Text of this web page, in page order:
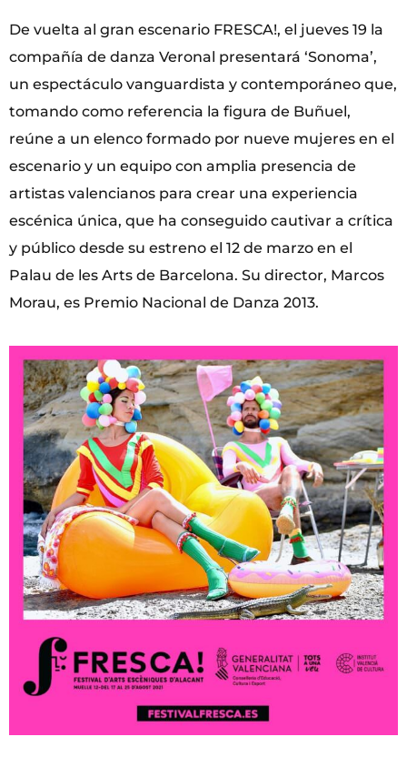
De vuelta al gran escenario FRESCA!, el jueves 19 la
compañía de danza Veronal presentará ‘Sonoma’,
un espectáculo vanguardista y contemporáneo que,
tomando como referencia la figura de Buñuel,
reúne a un elenco formado por nueve mujeres en el
escenario y un equipo con amplia presencia de
artistas valencianos para crear una experiencia
escénica única, que ha conseguido cautivar a crítica
y público desde su estreno el 12 de marzo en el
Palau de les Arts de Barcelona. Su director, Marcos
Morau, es Premio Nacional de Danza 2013.